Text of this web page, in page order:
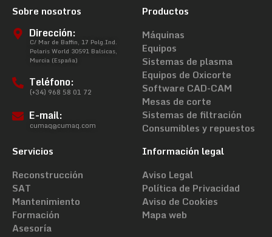
Sobre nosotros
Dirección:
C/ Mar de Baffin, 17 Polg.Ind.
Polaris World 30591 Balsicas,
Murcia (España)
Teléfono:
(+34) 968 58 01 72
E-mail:
cumaq@cumaq.com
Productos
Máquinas
Equipos
Sistemas de plasma
Equipos de Oxicorte
Software CAD-CAM
Mesas de corte
Sistemas de filtración
Consumibles y repuestos
Servicios
Reconstrucción
SAT
Mantenimiento
Formación
Asesoría
Información legal
Aviso Legal
Política de Privacidad
Aviso de Cookies
Mapa web